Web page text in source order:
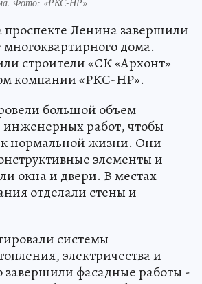
Фото: «РКС-НР»
Ленина завершили
многоквартирного дома.
строители «СК «Архонт»
компании «РКС-НР».
большой объем
инженерных работ, чтобы
к нормальной жизни. Они
элементы и
окна и двери. В местах
отделали стены и
системы
электричества и
завершили фасадные работы -